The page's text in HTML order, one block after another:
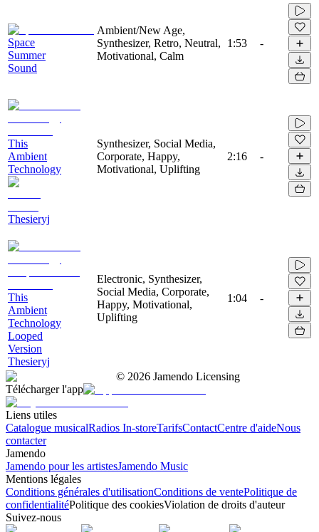
Space
Summer
Sound
Ambient/New Age,
Synthesizer, Retro, Neutral,
Motivational, Calm
1:53 -
This
Ambient
Technology
Thesieryj
Synthesizer, Social Media,
Corporate, Happy,
Motivational, Uplifting
2:16 -
This
Ambient
Technology
Looped
Version
Thesieryj
Electronic, Synthesizer,
Social Media, Corporate,
Happy, Motivational,
Uplifting
1:04 -
© 2026 Jamendo Licensing
Télécharger l'app
Liens utiles
Catalogue musicalRadios In-storeTarifsContactCentre d'aideNous
contacter
Jamendo
Jamendo pour les artistesJamendo Music
Mentions légales
Conditions générales d'utilisationConditions de ventePolitique de
confidentialitéPolitique des cookiesViolation de droits d'auteur
Suivez-nous